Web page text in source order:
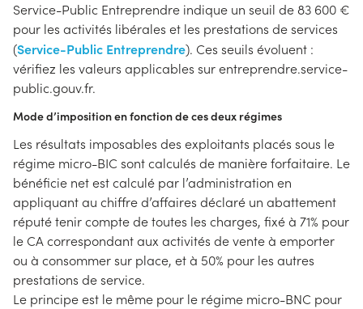
Service-Public Entreprendre indique un seuil de 83 600 €
pour les activités libérales et les prestations de services
(Service-Public Entreprendre). Ces seuils évoluent :
vérifiez les valeurs applicables sur entreprendre.service-
public.gouv.fr.
Mode d’imposition en fonction de ces deux régimes
Les résultats imposables des exploitants placés sous le
régime micro-BIC sont calculés de manière forfaitaire. Le
bénéficie net est calculé par l’administration en
appliquant au chiffre d’affaires déclaré un abattement
réputé tenir compte de toutes les charges, fixé à 71% pour
le CA correspondant aux activités de vente à emporter
ou à consommer sur place, et à 50% pour les autres
prestations de service.
Le principe est le même pour le régime micro-BNC pour